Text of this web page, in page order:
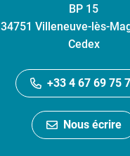
BP 15
34751 Villeneuve-lès-
Cedex
+33 4 67 69 75
Nous écrire